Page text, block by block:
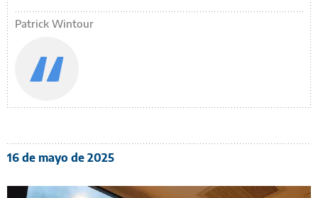
Patrick Wintour
16 de mayo de 2025